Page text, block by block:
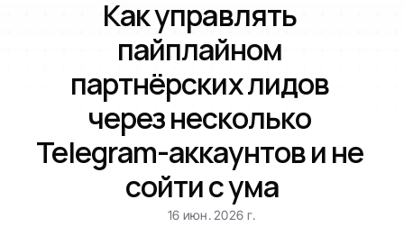
Как управлять
пайплайном
партнёрских лидов
через несколько
Telegram-аккаунтов и не
сойти с ума
16 июн. 2026 г.